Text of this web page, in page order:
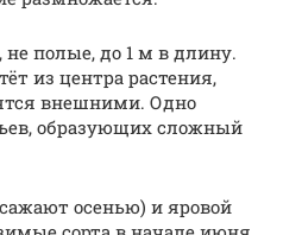
не полые, до 1 м в длину.
из центра растения,
внешними. Одно
образующих сложный
осенью) и яровой